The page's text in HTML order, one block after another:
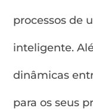
processos de
inteligente.
dinâmicas
para os seus